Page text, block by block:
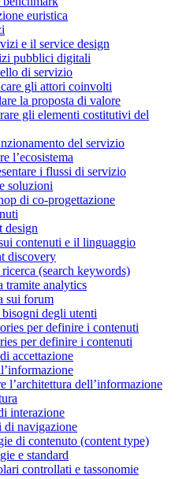
euristica
e il service design
pubblici digitali
di servizio
gli attori coinvolti
la proposta di valore
gli elementi costitutivi del
del servizio
l’ecosistema
i flussi di servizio
soluzioni
di co-progettazione
design
contenuti e il linguaggio
discovery
(search keywords)
tramite analytics
sui forum
degli utenti
per definire i contenuti
per definire i contenuti
accettazione
l’architettura dell’informazione
interazione
di navigazione
di contenuto (content type)
e standard
controllati e tassonomie